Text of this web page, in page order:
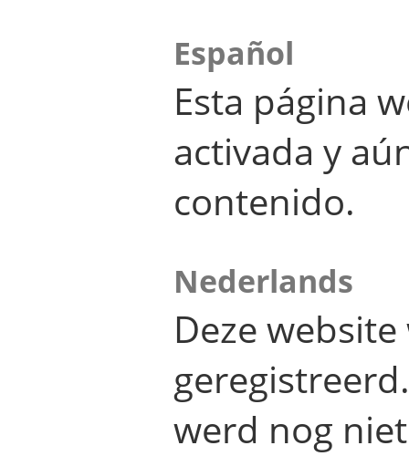
Español
Esta página
activada y
contenido.
Nederlands
Deze
werd nog